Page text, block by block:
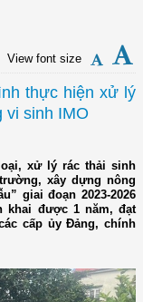
View font size
thực hiện xử lý
vi sinh IMO
xử lý rác thải sinh
xây dựng nông
giai đoạn 2023-2026
khai được 1 năm, đạt
cấp ủy Đảng, chính